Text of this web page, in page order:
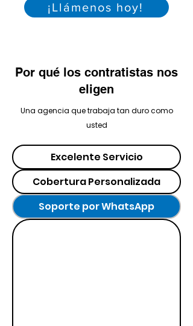
¡Llámenos hoy!
Por qué los contratistas nos
eligen
Una agencia que trabaja tan duro como
usted
Excelente Servicio
Cobertura Personalizada
Soporte por WhatsApp